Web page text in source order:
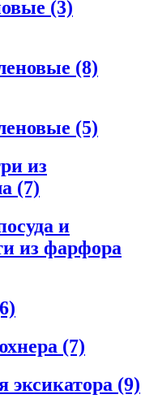
(3)
(8)
(5)
из
(7)
и
из фарфора
(7)
эксикатора (9)